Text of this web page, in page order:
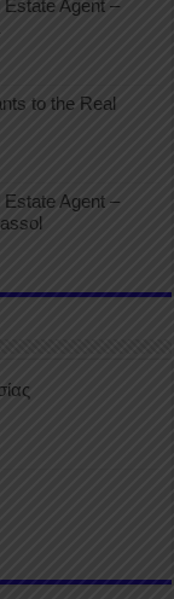
Agent –
to the Real
Agent –